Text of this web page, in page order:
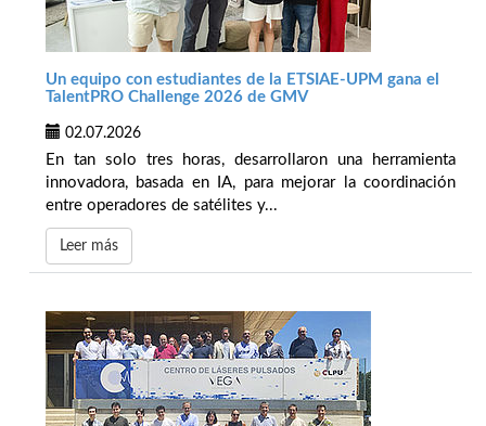
Un equipo con estudiantes de la ETSIAE-UPM gana el
TalentPRO Challenge 2026 de GMV
02.07.2026
En tan solo tres horas, desarrollaron una herramienta
innovadora, basada en IA, para mejorar la coordinación
entre operadores de satélites y...
Leer más